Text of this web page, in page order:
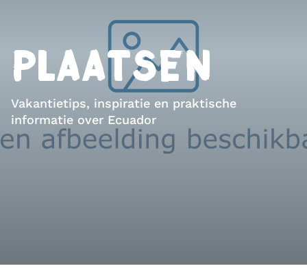
PLAATSEN
Vakantietips, inspiratie en praktische
informatie over Ecuador